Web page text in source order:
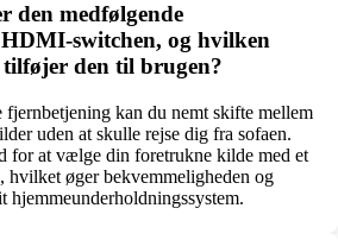
den medfølgende
switchen, og hvilken
den til brugen?
fjernbetjening kan du nemt skifte mellem
uden at skulle rejse dig fra sofaen.
for at vælge din foretrukne kilde med et
hvilket øger bekvemmeligheden og
hjemmeunderholdningssystem.